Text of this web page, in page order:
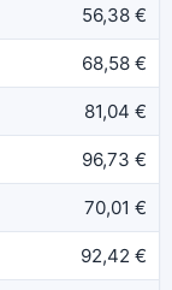
56,38 €
68,58 €
81,04 €
96,73 €
70,01 €
92,42 €